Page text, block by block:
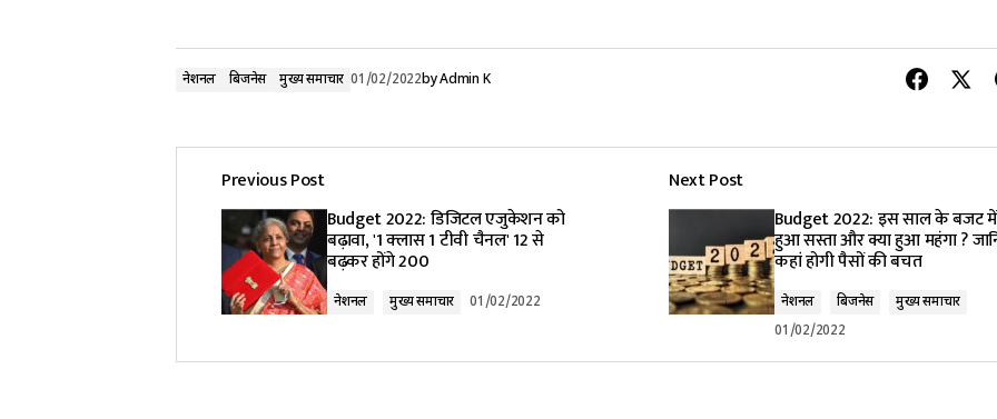
नेशनल बिजनेस मुख्य समाचार 01/02/2022byAdmin K
Previous Post
Budget 2022: डिजिटल एजुकेशन को
बढ़ावा, '1 क्‍लास 1 टीवी चैनल' 12 से
बढ़कर होंगे 200
नेशनल मुख्य समाचार 01/02/2022
Next Post
Budget 2022: इस साल के बजट में
हुआ सस्ता और क्या हुआ महंगा ?
कहां होगी पैसों की बचत
नेशनल बिजनेस
मुख्य समाचार
01/02/2022